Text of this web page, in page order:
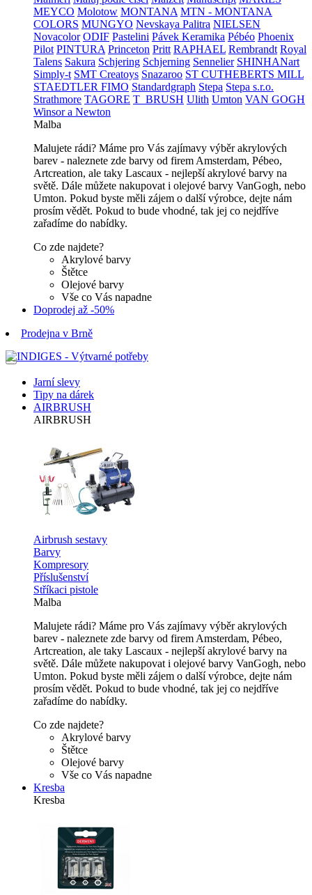
MEYCO Molotow MONTANA MTN - MONTANA
COLORS MUNGYO Nevskaya Palitra NIELSEN
Novacolor ODIF Pastelini Pávek Keramika Pébéo Phoenix
Pilot PINTURA Princeton Pritt RAPHAEL Rembrandt Royal
Talens Sakura Schjering Schjerning Sennelier SHINHANart
Simply-t SMT Creatoys Snazaroo ST CUTHEBERTS MILL
STAEDTLER FIMO Standardgraph Stepa Stepa s.r.o.
Strathmore TAGORE T_BRUSH Ulith Umton VAN GOGH
Winsor a Newton
Malba
Malujete rádi? Máme pro Vás zajímavy výběr akrylových
barev - naleznete zde barvy od firem Amsterdam, Pébeo,
Artcreation, ale taky Lascaux - nejlepší akrylové barvy na
světě. Dále můžete nakupovat i olejové barvy VanGogh, nebo
Umton. Pokud byste měli zájem o další výrobce, dejte nám
prosím vědět. Pokud to bude vhodné, tak jej co nejdříve
zařadíme do nabídky.
Co zde najdete?
Akrylové barvy
Štětce
Olejové barvy
Vše co Vás napadne
Doprodej až -50%
Prodejna v Brně
Jarní slevy
Tipy na dárek
AIRBRUSH
AIRBRUSH
Airbrush sestavy
Barvy
Kompresory
Příslušenství
Stříkaci pistole
Malba
Malujete rádi? Máme pro Vás zajímavy výběr akrylových
barev - naleznete zde barvy od firem Amsterdam, Pébeo,
Artcreation, ale taky Lascaux - nejlepší akrylové barvy na
světě. Dále můžete nakupovat i olejové barvy VanGogh, nebo
Umton. Pokud byste měli zájem o další výrobce, dejte nám
prosím vědět. Pokud to bude vhodné, tak jej co nejdříve
zařadíme do nabídky.
Co zde najdete?
Akrylové barvy
Štětce
Olejové barvy
Vše co Vás napadne
Kresba
Kresba